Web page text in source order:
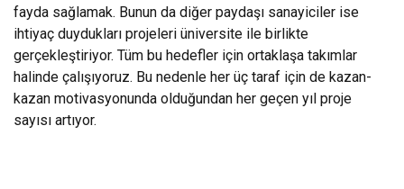
fayda sağlamak. Bunun da diğer paydaşı sanayiciler ise
ihtiyaç duydukları projeleri üniversite ile birlikte
gerçekleştiriyor. Tüm bu hedefler için ortaklaşa takımlar
halinde çalışıyoruz. Bu nedenle her üç taraf için de kazan-
kazan motivasyonunda olduğundan her geçen yıl proje
sayısı artıyor.